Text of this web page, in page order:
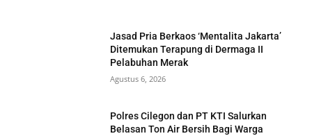
Jasad Pria Berkaos ‘Mentalita Jakarta’
Ditemukan Terapung di Dermaga II
Pelabuhan Merak
Agustus 6, 2026
Polres Cilegon dan PT KTI Salurkan
Belasan Ton Air Bersih Bagi Warga